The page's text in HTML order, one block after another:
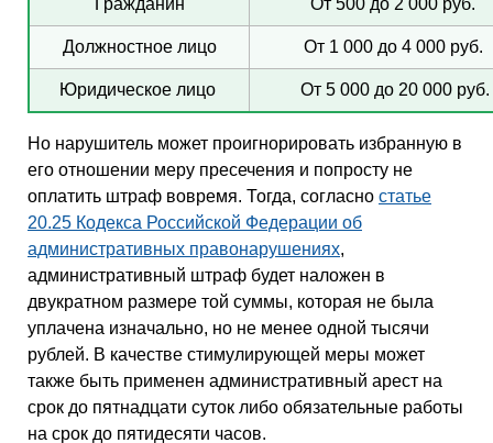
Гражданин От 500 до 2 000 руб.
Должностное лицо От 1 000 до 4 000 руб.
Юридическое лицо От 5 000 до 20 000 руб.
Но нарушитель может проигнорировать избранную в
его отношении меру пресечения и попросту не
оплатить штраф вовремя. Тогда, согласно статье
20.25 Кодекса Российской Федерации об
административных правонарушениях,
административный штраф будет наложен в
двукратном размере той суммы, которая не была
уплачена изначально, но не менее одной тысячи
рублей. В качестве стимулирующей меры может
также быть применен административный арест на
срок до пятнадцати суток либо обязательные работы
на срок до пятидесяти часов.